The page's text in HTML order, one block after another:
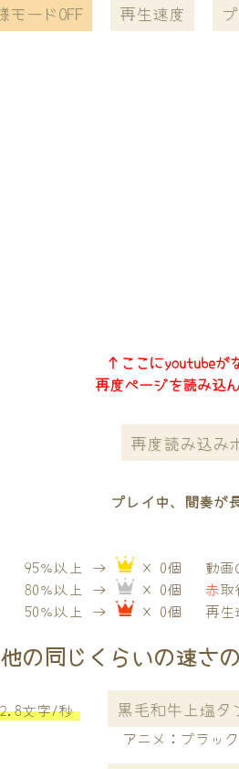
モードOFF 再生速度
↑ここにyoutubeが
再度ページを読み込
再度読み込み
プレイ中、間奏が
95％以上 →
× 0個
80％以上 →
× 0個
50％以上 →
× 0個
動画
赤取
再生
他の同じくらいの速さ
2.8文字/秒 黒毛和牛上塩
アニメ：ブラッ